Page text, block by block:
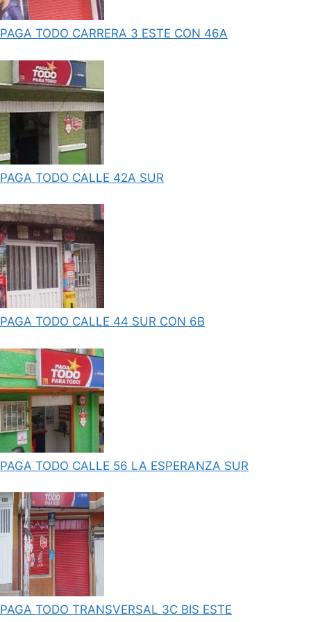
PAGA TODO CARRERA 3 ESTE CON 46A
PAGA TODO CALLE 42A SUR
PAGA TODO CALLE 44 SUR CON 6B
PAGA TODO CALLE 56 LA ESPERANZA SUR
PAGA TODO TRANSVERSAL 3C BIS ESTE